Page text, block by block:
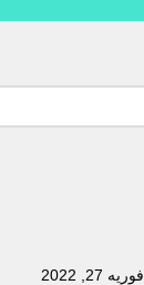
فوریه 27, 2022